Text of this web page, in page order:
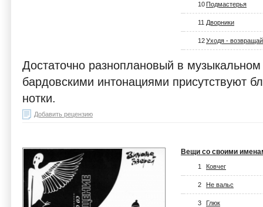
10Подмастерья
11 Дворники
12Уходя -
Достаточно разноплановый в
бардовскими интонациями присутствуют
нотки.
Добавить рецензию
Вещи со своими
1 Ковчег
2 Не вальс
3 Глюк